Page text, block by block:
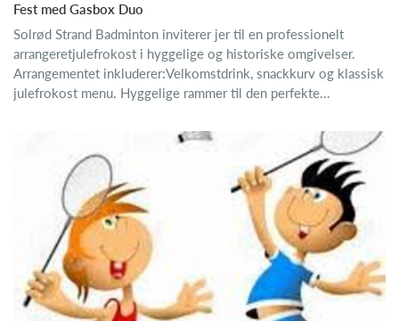
Fest med Gasbox Duo
Solrød Strand Badminton inviterer jer til en professionelt
arrangeretjulefrokost i hyggelige og historiske omgivelser.
Arrangementet inkluderer:Velkomstdrink, snackkurv og klassisk
julefrokost menu. Hyggelige rammer til den perfekte...